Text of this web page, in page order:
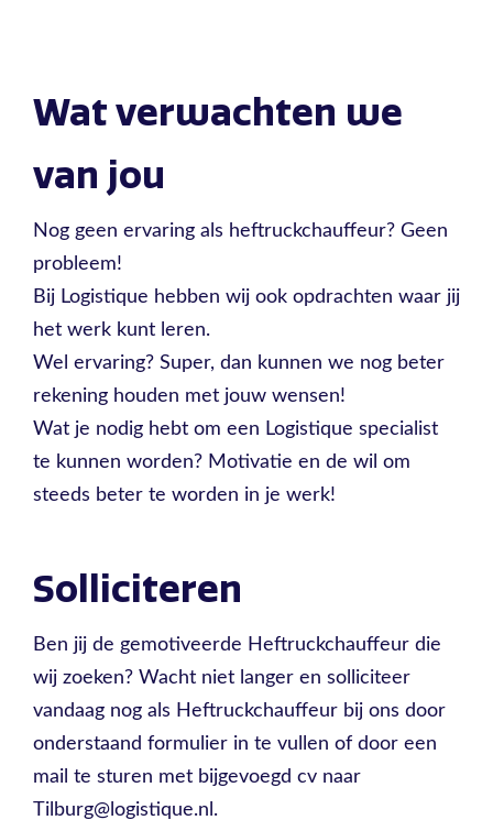
Wat verwachten we
van jou
Nog geen ervaring als heftruckchauffeur? Geen
probleem!
Bij Logistique hebben wij ook opdrachten waar jij
het werk kunt leren.
Wel ervaring? Super, dan kunnen we nog beter
rekening houden met jouw wensen!
Wat je nodig hebt om een Logistique specialist
te kunnen worden? Motivatie en de wil om
steeds beter te worden in je werk!
Solliciteren
Ben jij de gemotiveerde Heftruckchauffeur die
wij zoeken? Wacht niet langer en solliciteer
vandaag nog als Heftruckchauffeur bij ons door
onderstaand formulier in te vullen of door een
mail te sturen met bijgevoegd cv naar
Tilburg@logistique.nl.